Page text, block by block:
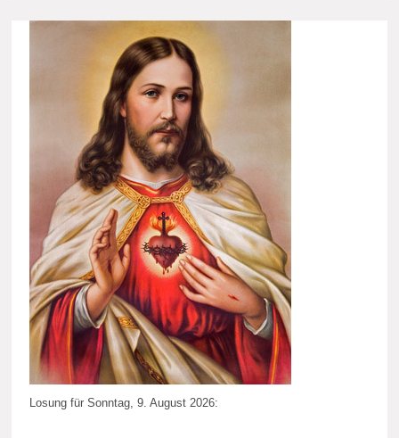
Losung für Sonntag, 9. August 2026: